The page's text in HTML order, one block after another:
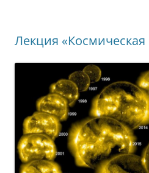
Лекция «Космическая